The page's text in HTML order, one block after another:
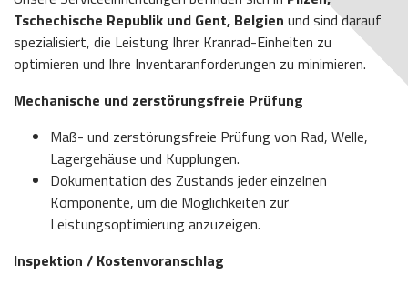
Tschechische Republik und Gent, Belgien und sind darauf
spezialisiert, die Leistung Ihrer Kranrad-Einheiten zu
optimieren und Ihre Inventaranforderungen zu minimieren.
Mechanische und zerstörungsfreie Prüfung
Maß- und zerstörungsfreie Prüfung von Rad, Welle,
Lagergehäuse und Kupplungen.
Dokumentation des Zustands jeder einzelnen
Komponente, um die Möglichkeiten zur
Leistungsoptimierung anzuzeigen.
Inspektion / Kostenvoranschlag